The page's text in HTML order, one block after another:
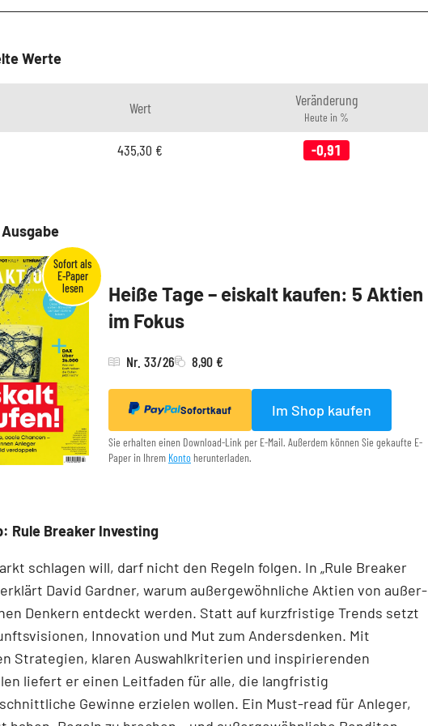
Werte
Wert Veränderung
Heute in %
435,30 € -0,91
Heiße Tage – eiskalt kaufen: 5 Aktien
im Fokus
Nr. 33/26 8,90 €
Sofortkauf Im Shop kaufen
Sie erhalten einen Download-Link per E-Mail. Außerdem können Sie gekaufte E-
Paper in Ihrem Konto herunterladen.
Rule Breaker Investing
schlagen will, darf nicht den Regeln folgen. In „Rule Breaker
David Gardner, warum außergewöhnliche Aktien von außer­
Denkern entdeckt werden. Statt auf kurzfristige Trends setzt
Innovation und Mut zum Andersdenken. Mit
Strategien, klaren Auswahlkriterien und inspirierenden
liefert er einen Leit­faden für alle, die langfristig
Gewinne erzielen wollen. Ein Must-read für Anleger,